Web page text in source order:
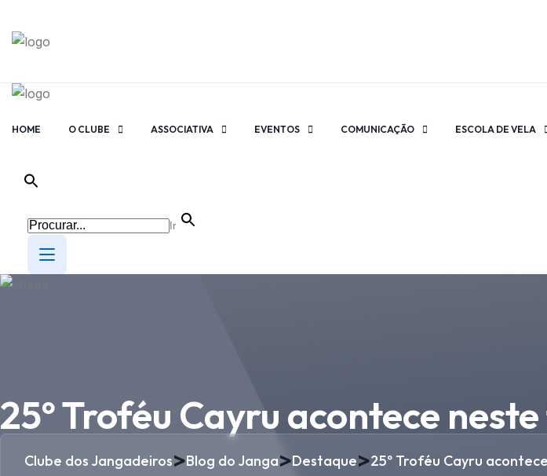
HOME O CLUBE ASSOCIATIVA EVENTOS COMUNICAÇÃO ESCOLA DE VELA
Ir
25º Troféu Cayru acontece
Clube dos Jangadeiros>Blog do Janga>Destaque>25º Troféu Cayru